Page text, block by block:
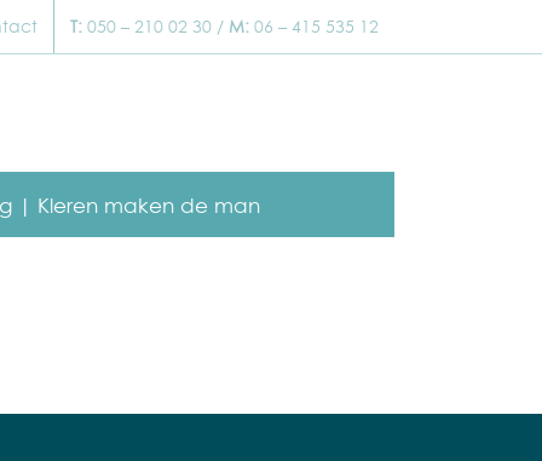
T: 050 – 210 02 30 / M: 06 – 415 535 12
| Kleren maken de man